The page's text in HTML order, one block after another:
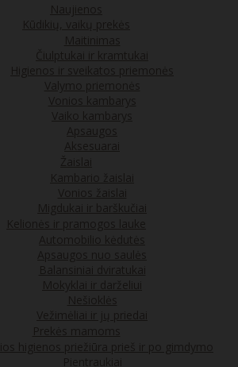
Naujienos
Kūdikių, vaikų prekės
Maitinimas
Čiulptukai ir kramtukai
Higienos ir sveikatos priemonės
Valymo priemonės
Vonios kambarys
Vaiko kambarys
Apsaugos
Aksesuarai
Žaislai
Kambario žaislai
Vonios žaislai
Migdukai ir barškučiai
Kelionės ir pramogos lauke
Automobilio kėdutės
Apsaugos nuo saulės
Balansiniai dviratukai
Mokyklai ir darželiui
Nešioklės
Vežimėliai ir jų priedai
Prekės mamoms
higienos priežiūra prieš ir po gimdymo
Pientraukiai